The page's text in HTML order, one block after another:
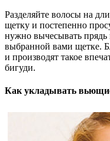
Разделяйте волосы на
щетку и постепенно
нужно вычесывать прядь
выбранной вами щетке.
и производят такое
бигуди.
Как укладывать